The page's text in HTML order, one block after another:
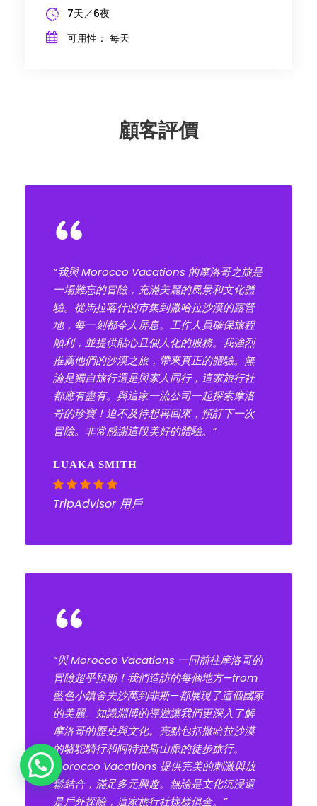
7天／6夜
可用性： 每天
顧客評價
“
“我與 Morocco Vacations 的摩洛哥之旅是
一場難忘的冒險，充滿美麗的風景和文化體
驗。從馬拉喀什的市集到撒哈拉沙漠的露營
地，每一刻都令人屏息。工作人員確保旅程
順利，並提供貼心且個人化的服務。我強烈
推薦他們的沙漠之旅，帶來真正的體驗。無
論是獨自旅行還是與家人同行，這家旅行社
都應有盡有。與這家一流公司一起探索摩洛
哥的珍寶！迫不及待想再回來，預訂下一次
冒險。非常感謝這段美好的體驗。”
LUAKA SMITH
TripAdvisor 用戶
“
“與 Morocco Vacations 一同前往摩洛哥的
冒險超乎預期！我們造訪的每個地方—from
藍色小鎮舍夫沙萬到非斯—都展現了這個國家
的美麗。知識淵博的導遊讓我們更深入了解
摩洛哥的歷史與文化。亮點包括撒哈拉沙漠
的駱駝騎行和阿特拉斯山脈的徒步旅行。
Morocco Vacations 提供完美的刺激與放
鬆結合，滿足多元興趣。無論是文化沉浸還
是戶外探險，這家旅行社樣樣俱全。”
Plan Your Tour!